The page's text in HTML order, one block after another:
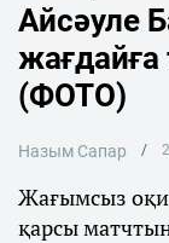
Айсәуле
(ФОТО)
Назым Сапар
Жағымсыз
қарсы